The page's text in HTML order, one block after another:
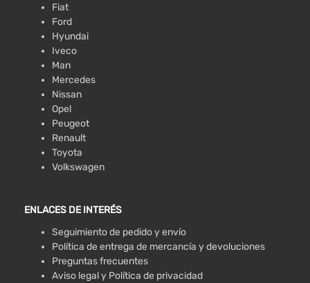
Fiat
Ford
Hyundai
Iveco
Man
Mercedes
Nissan
Opel
Peugeot
Renault
Toyota
Volkswagen
ENLACES DE INTERÉS
Seguimiento de pedido y envío
Política de entrega de mercancía y devoluciones
Preguntas frecuentes
Aviso legal y Política de privacidad